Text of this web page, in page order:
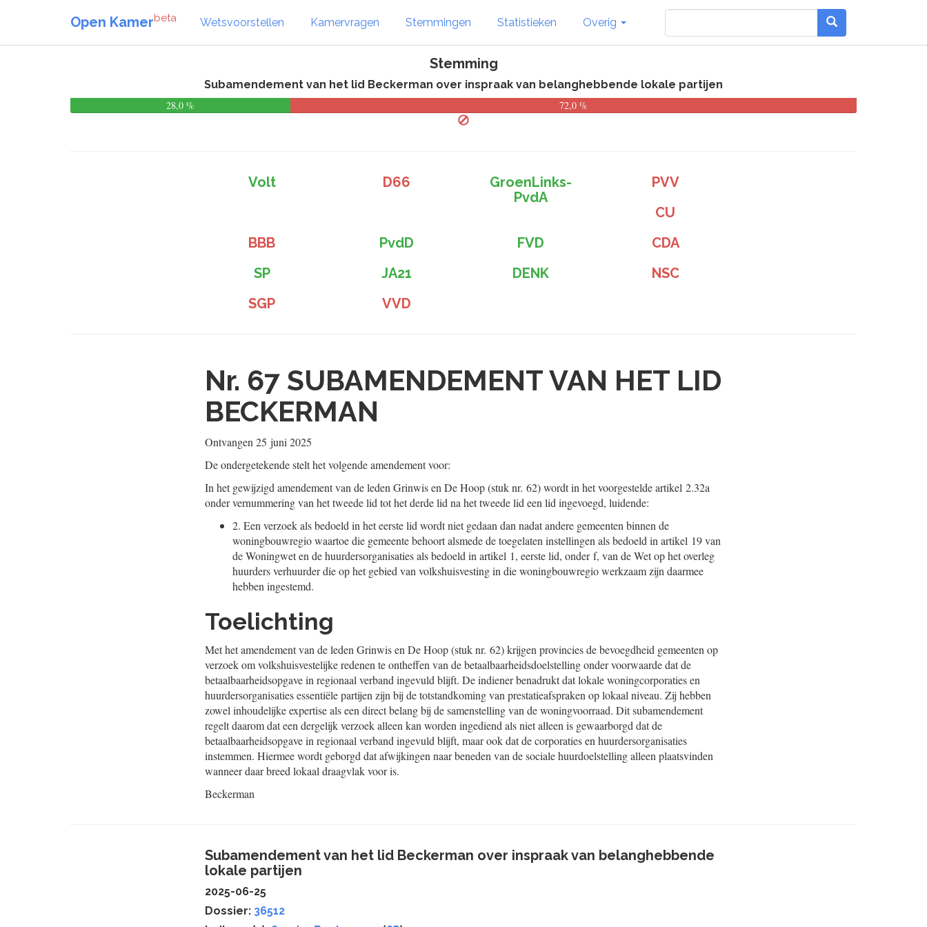
Open Kamerbeta Wetsvoorstellen Kamervragen Stemmingen Statistieken Overig
Stemming
Subamendement van het lid Beckerman over inspraak van belanghebbende lokale partijen
28,0 %
72,0 %
Volt D66
GroenLinks-
PvdA
PVV
CU
BBB
PvdD FVD
CDA
SP
JA21 DENK
NSC
SGP
VVD
Nr. 67 SUBAMENDEMENT VAN HET LID
BECKERMAN
Ontvangen 25 juni 2025
De ondergetekende stelt het volgende amendement voor:
In het gewijzigd amendement van de leden Grinwis en De Hoop (stuk nr. 62) wordt in het voorgestelde artikel 2.32a
onder vernummering van het tweede lid tot het derde lid na het tweede lid een lid ingevoegd, luidende:
2. Een verzoek als bedoeld in het eerste lid wordt niet gedaan dan nadat andere gemeenten binnen de
woningbouwregio waartoe die gemeente behoort alsmede de toegelaten instellingen als bedoeld in artikel 19 van
de Woningwet en de huurdersorganisaties als bedoeld in artikel 1, eerste lid, onder f, van de Wet op het overleg
huurders verhuurder die op het gebied van volkshuisvesting in die woningbouwregio werkzaam zijn daarmee
hebben ingestemd.
Toelichting
Met het amendement van de leden Grinwis en De Hoop (stuk nr. 62) krijgen provincies de bevoegdheid gemeenten op
verzoek om volkshuisvestelijke redenen te ontheffen van de betaalbaarheidsdoelstelling onder voorwaarde dat de
betaalbaarheidsopgave in regionaal verband ingevuld blijft. De indiener benadrukt dat lokale woningcorporaties en
huurdersorganisaties essentiële partijen zijn bij de totstandkoming van prestatieafspraken op lokaal niveau. Zij hebben
zowel inhoudelijke expertise als een direct belang bij de samenstelling van de woningvoorraad. Dit subamendement
regelt daarom dat een dergelijk verzoek alleen kan worden ingediend als niet alleen is gewaarborgd dat de
betaalbaarheidsopgave in regionaal verband ingevuld blijft, maar ook dat de corporaties en huurdersorganisaties
instemmen. Hiermee wordt geborgd dat afwijkingen naar beneden van de sociale huurdoelstelling alleen plaatsvinden
wanneer daar breed lokaal draagvlak voor is.
Beckerman
Subamendement van het lid Beckerman over inspraak van belanghebbende
lokale partijen
2025-06-25
Dossier: 36512